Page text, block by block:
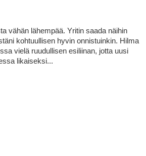
vähän lähempää. Yritin saada näihin
kohtuullisen hyvin onnistuinkin. Hilma
vielä ruudullisen esiliinan, jotta uusi
likaiseksi...